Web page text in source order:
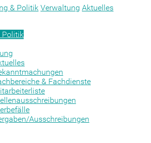
& Politik Verwaltung Aktuelles
Politik
& Fachdienste
Ausschreibungen